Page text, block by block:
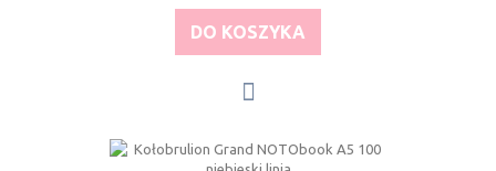
DO KOSZYKA